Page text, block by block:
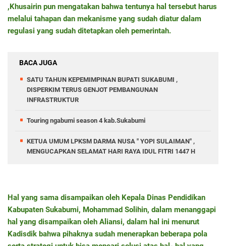
,Khusairin pun mengatakan bahwa tentunya hal tersebut harus
melalui tahapan dan mekanisme yang sudah diatur dalam
regulasi yang sudah ditetapkan oleh pemerintah.
BACA JUGA
SATU TAHUN KEPEMIMPINAN BUPATI SUKABUMI ,
DISPERKIM TERUS GENJOT PEMBANGUNAN
INFRASTRUKTUR
Touring ngabumi season 4 kab.Sukabumi
KETUA UMUM LPKSM DARMA NUSA " YOPI SULAIMAN" ,
MENGUCAPKAN SELAMAT HARI RAYA IDUL FITRI 1447 H
Hal yang sama disampaikan oleh Kepala Dinas Pendidikan
Kabupaten Sukabumi, Mohammad Solihin, dalam menanggapi
hal yang disampaikan oleh Aliansi, dalam hal ini menurut
Kadisdik bahwa pihaknya sudah menerapkan beberapa pola